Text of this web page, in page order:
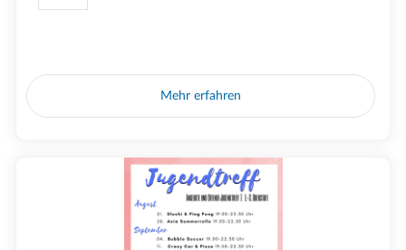
Mehr erfahren